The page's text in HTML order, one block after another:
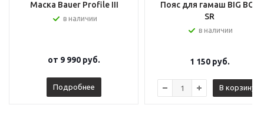
Маска Bauer Profile III
в наличии
от 9 990 руб.
Подробнее
Пояс для гамаш BIG BOY
SR
в наличии
1 150руб.
В корзину